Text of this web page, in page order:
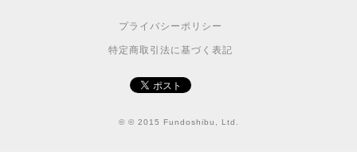
プライバシーポリシー
特定商取引法に基づく表記
© © 2015 Fundoshibu, Ltd.